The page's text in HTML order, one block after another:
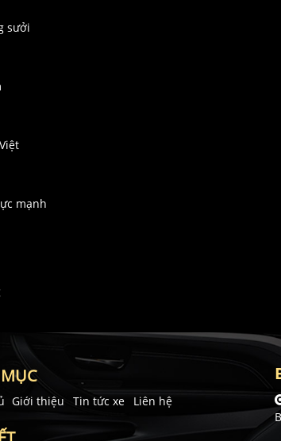
sưởi
mạnh
Giới thiệu Tin tức xe Liên hệ